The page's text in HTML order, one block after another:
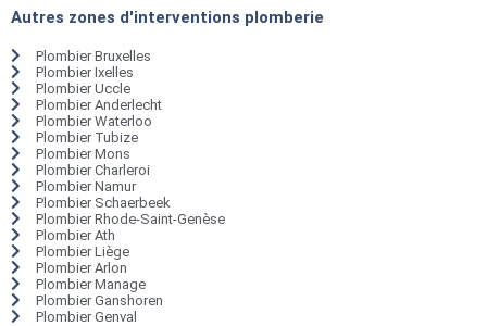
Autres zones d'interventions plomberie
Plombier Bruxelles
Plombier Ixelles
Plombier Uccle
Plombier Anderlecht
Plombier Waterloo
Plombier Tubize
Plombier Mons
Plombier Charleroi
Plombier Namur
Plombier Schaerbeek
Plombier Rhode-Saint-Genèse
Plombier Ath
Plombier Liège
Plombier Arlon
Plombier Manage
Plombier Ganshoren
Plombier Genval